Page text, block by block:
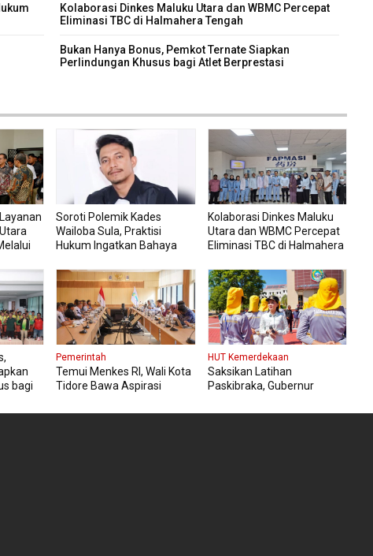
Kolaborasi Dinkes Maluku Utara dan WBMC Percepat
Eliminasi TBC di Halmahera Tengah
Bukan Hanya Bonus, Pemkot Ternate Siapkan
Perlindungan Khusus bagi Atlet Berprestasi
Soroti Polemik Kades
Wailoba Sula, Praktisi
Hukum Ingatkan Bahaya
Kolaborasi Dinkes Maluku
Utara dan WBMC Percepat
Eliminasi TBC di Halmahera
bagi
Pemerintah
Temui Menkes RI, Wali Kota
Tidore Bawa Aspirasi
Kesehatan
HUT Kemerdekaan
Saksikan Latihan
Paskibraka, Gubernur
dan Jaga Kesehatan